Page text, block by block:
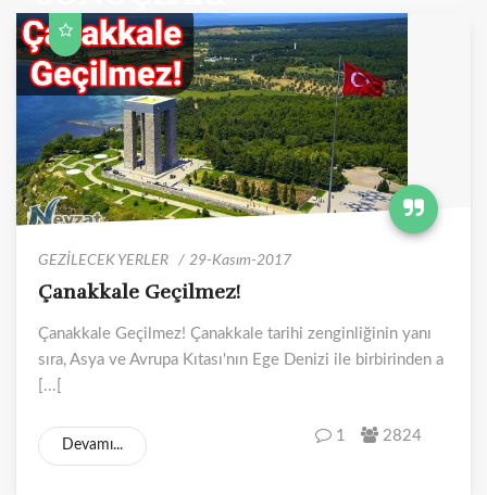
GEZİLECEK YERLER 29-Kasım-2017
Çanakkale Geçilmez!
Çanakkale Geçilmez! Çanakkale tarihi zenginliğinin yanı
sıra, Asya ve Avrupa Kıtası'nın Ege Denizi ile birbirinden a
[...[
Devamı...
1 2824